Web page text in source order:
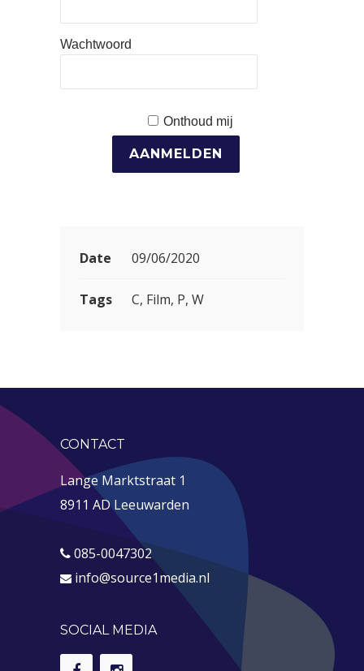
Wachtwoord
Onthoud mij
Date 09/06/2020
Tags C, Film, P, W
CONTACT
Lange Marktstraat 1
8911 AD Leeuwarden
085-0047302
info@source1media.nl
SOCIAL MEDIA